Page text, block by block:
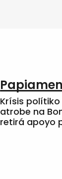
Krísis
atrobe na
retirá apoyo